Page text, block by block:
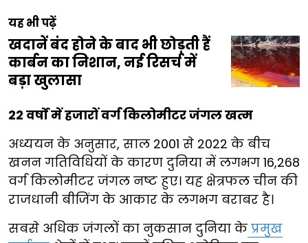
यह भी पढ़ें
खदानें बंद होने के बाद भी छोड़ती हैं
कार्बन का निशान, नई रिसर्च में
बड़ा खुलासा
22 वर्षों में हजारों वर्ग किलोमीटर जंगल खत्म
अध्ययन के अनुसार, साल 2001 से 2022 के बीच
खनन गतिविधियों के कारण दुनिया में लगभग 16,268
वर्ग किलोमीटर जंगल नष्ट हुए। यह क्षेत्रफल चीन की
राजधानी बीजिंग के आकार के लगभग बराबर है।
सबसे अधिक जंगलों का नुकसान दुनिया के प्रमुख